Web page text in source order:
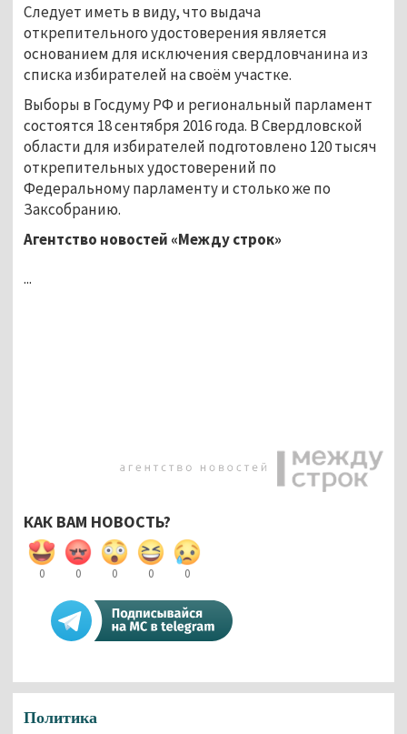
Следует иметь в виду, что выдача
открепительного удостоверения является
основанием для исключения свердловчанина из
списка избирателей на своём участке.
Выборы в Госдуму РФ и региональный парламент
состоятся 18 сентября 2016 года. В Свердловской
области для избирателей подготовлено 120 тысяч
открепительных удостоверений по
Федеральному парламенту и столько же по
Заксобранию.
Агентство новостей «Между строк»
...
КАК ВАМ НОВОСТЬ?
0 0 0 0 0
Политика